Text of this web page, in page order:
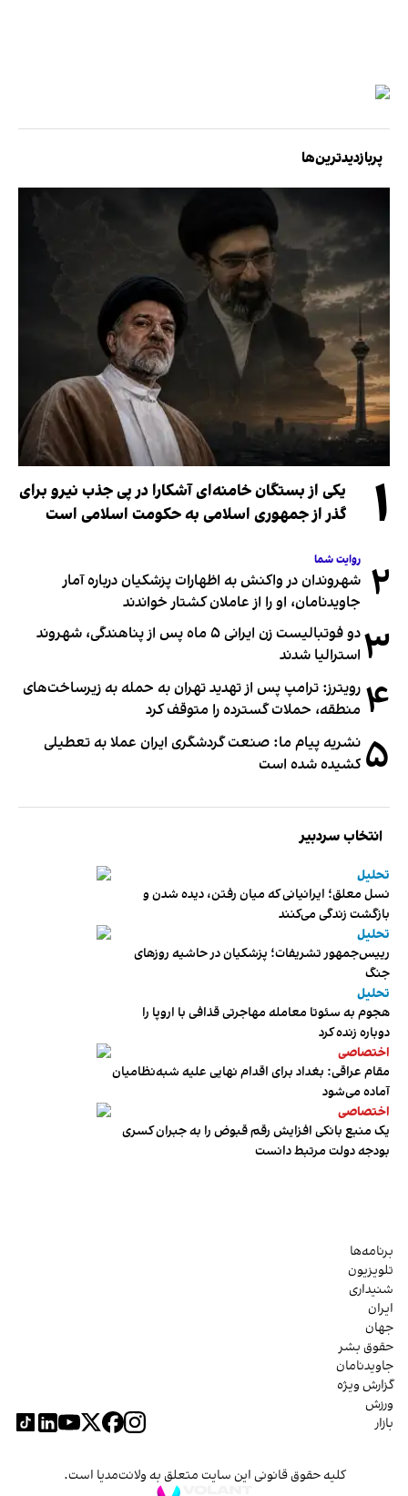
پربازدیدترین‌ها
۱
یکی از بستگان خامنه‌ای آشکارا در پی جذب نیرو برای
گذر از جمهوری اسلامی به حکومت اسلامی است
۲ روایت شما
شهروندان در واکنش به اظهارات پزشکیان درباره آمار
جاویدنامان، او را از عاملان کشتار خواندند
۳
دو فوتبالیست زن ایرانی ۵ ماه پس از پناهندگی، شهروند
استرالیا شدند
۴ رویترز: ترامپ پس از تهدید تهران به حمله به زیرساخت‌های
منطقه، حملات گسترده را متوقف کرد
۵ نشریه پیام ما: صنعت گردشگری ایران عملا به تعطیلی
کشیده شده است
انتخاب سردبیر
تحلیل
نسل معلق؛ ایرانیانی که میان رفتن، دیده شدن و
بازگشت زندگی می‌کنند
تحلیل
رییس‌جمهور تشریفات؛ پزشکیان در حاشیه روزهای
جنگ
تحلیل
هجوم به سئوتا معامله مهاجرتی قذافی با اروپا را
دوباره زنده کرد
اختصاصی
مقام عراقی: بغداد برای اقدام نهایی علیه شبه‌نظامیان
آماده می‌شود
اختصاصی
یک منبع بانکی افزایش رقم قبوض را به جبران کسری
بودجه دولت مرتبط دانست
برنامه‌ها
تلویزیون
شنیداری
ایران
جهان
حقوق بشر
جاویدنامان
گزارش ویژه
ورزش
بازار
کلیه حقوق قانونی این سایت متعلق به ولانت‌مدیا است.